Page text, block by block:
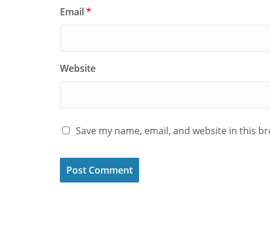
Email*
Website
Save my name, email, and website in this